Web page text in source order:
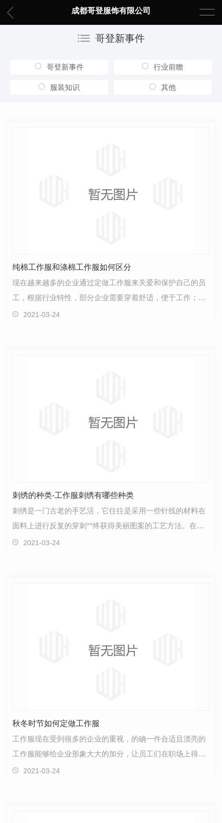
成都哥登服饰有限公司
哥登新事件
哥登新事件 行业前瞻
服装知识 其他
纯棉工作服和涤棉工作服如何区分
现在越来越多的企业通过定做工作服来关爱和保护自己的员
工，根据行业特性，部分企业需要穿着舒适，便于工作；部
分企业需要工作服起到防护作用；还有部分企业，希望…
2021-03-24
刺绣的种类-工作服刺绣有哪些种类
刺绣是一门古老的手艺活，它往往是采用一些针线的材料在
面料上进行反复的穿刺**终获得美丽图案的工艺方法。在古
代的生产力较为低下的前提下所产生的，而这门手艺更…
2021-03-24
秋冬时节如何定做工作服
工作服现在受到很多的企业的重视，的确一件合适且漂亮的
工作服能够给企业形象大大的加分，让员工们在职场上得到
更好的发展，下面我们就来以定做工作服为例，我们要…
2021-03-24